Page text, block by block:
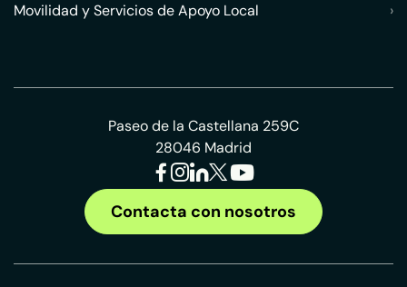
Movilidad y Servicios de Apoyo Local
›
Paseo de la Castellana 259C
28046 Madrid
Contacta con nosotros